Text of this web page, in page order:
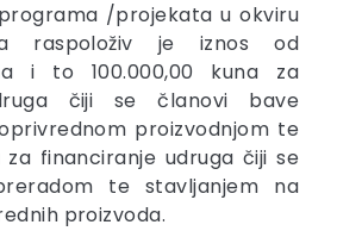
/projekata u okviru
raspoloživ je iznos od
i to 100.000,00 kuna za
čiji se članovi bave
proizvodnjom te
za financiranje udruga čiji se
te stavljanjem na
proizvoda.